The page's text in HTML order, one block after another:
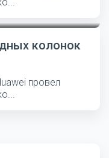
колонок
провел